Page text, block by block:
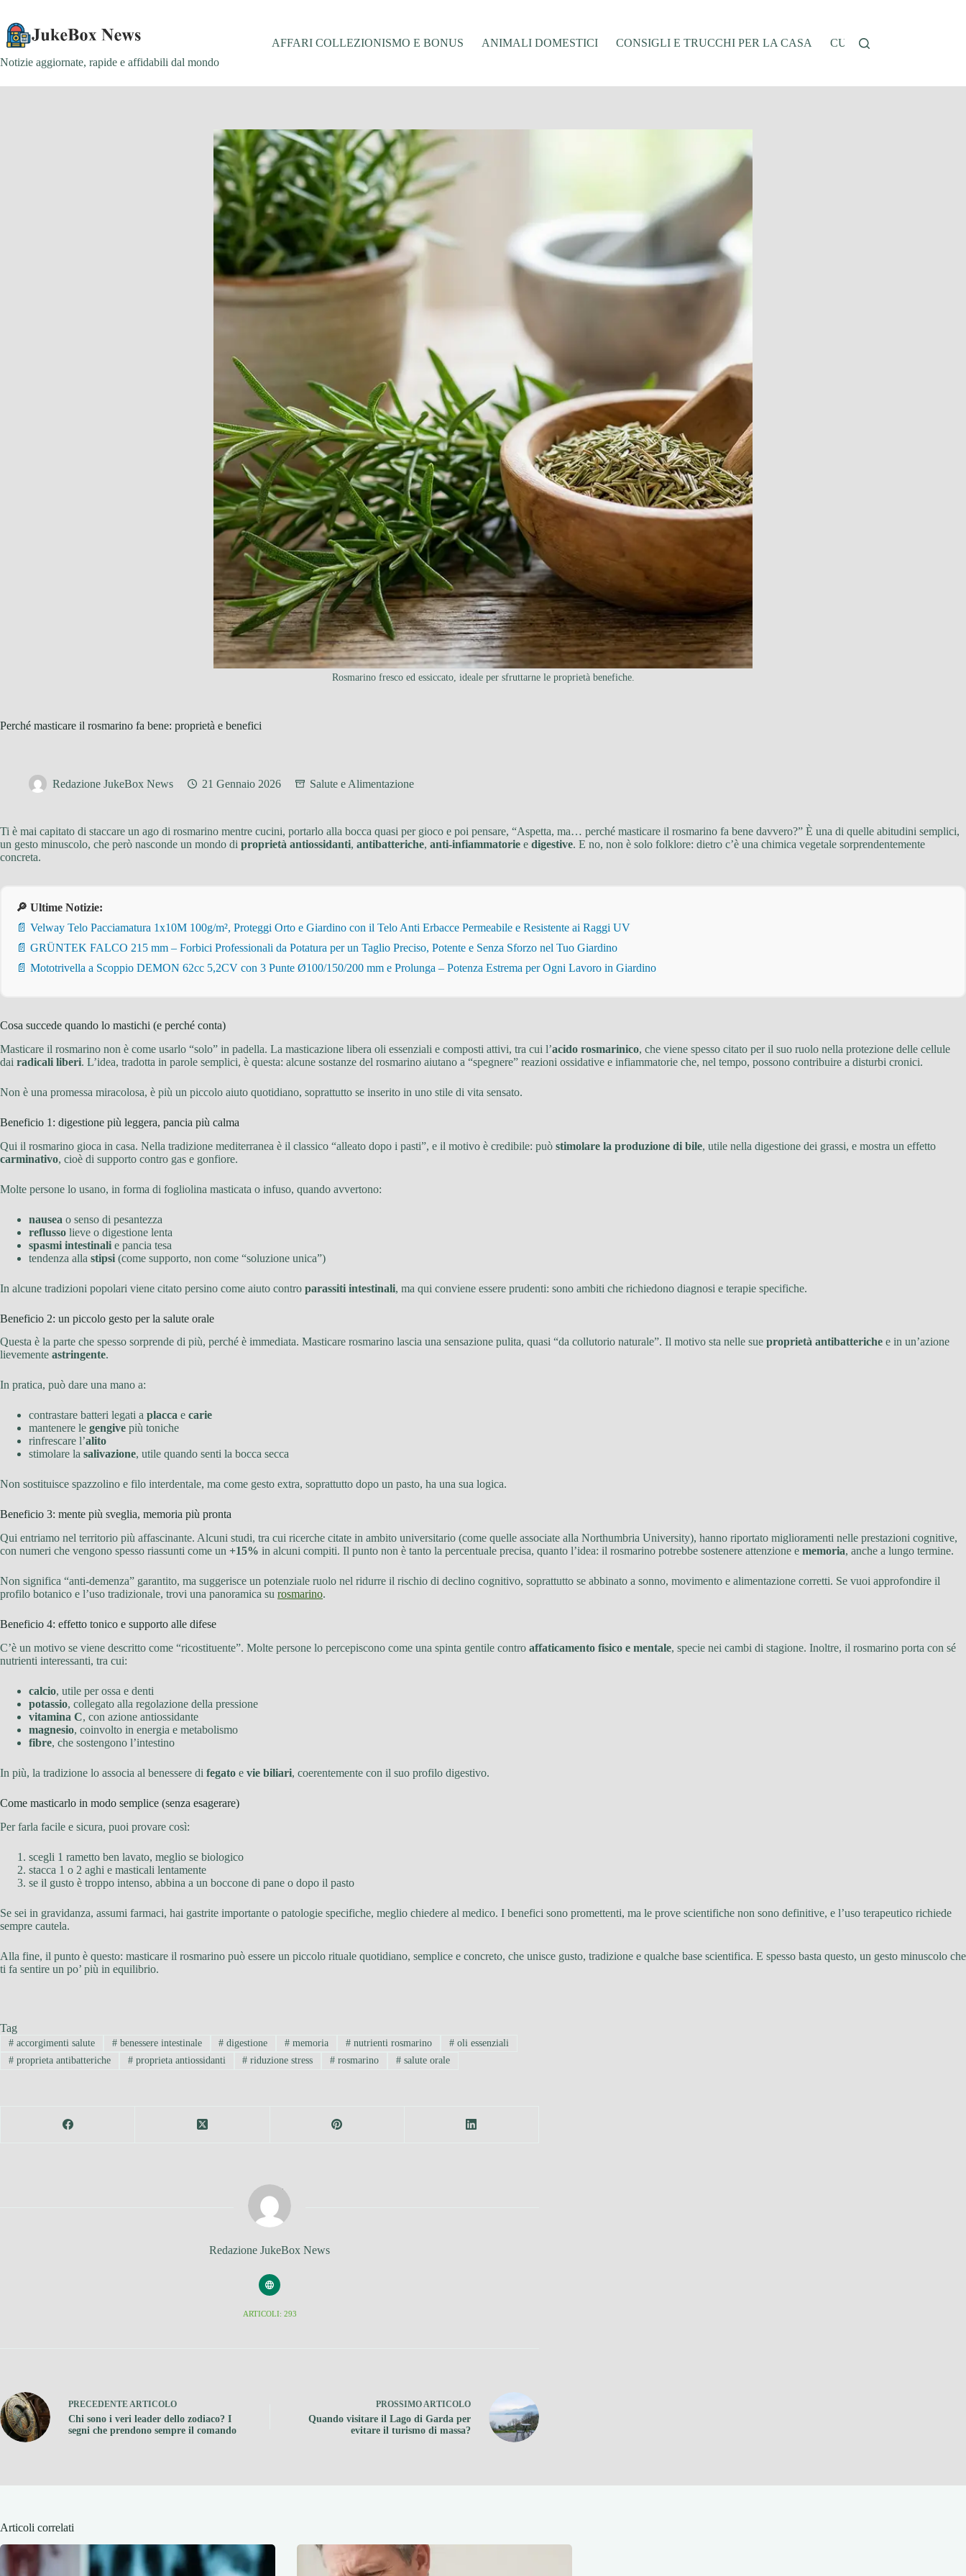
contenuto
Notizie aggiornate, rapide e affidabili dal mondo
AFFARI COLLEZIONISMO E BONUS ANIMALI DOMESTICI CONSIGLI E TRUCCHI PER LA CASA CUCINA E RICETTE
Rosmarino fresco ed essiccato, ideale per sfruttarne le proprietà benefiche.
Perché masticare il rosmarino fa bene: proprietà e benefici
Redazione JukeBox News 21 Gennaio 2026 Salute e Alimentazione
Ti è mai capitato di staccare un ago di rosmarino mentre cucini, portarlo alla bocca quasi per gioco e poi pensare, “Aspetta, ma… perché masticare il rosmarino fa bene davvero?” È una di quelle abitudini semplici,
un gesto minuscolo, che però nasconde un mondo di proprietà antiossidanti, antibatteriche, anti-infiammatorie e digestive. E no, non è solo folklore: dietro c’è una chimica vegetale sorprendentemente
concreta.
🔎 Ultime Notizie:
📄 Velway Telo Pacciamatura 1x10M 100g/m², Proteggi Orto e Giardino con il Telo Anti Erbacce Permeabile e Resistente ai Raggi UV
📄 GRÜNTEK FALCO 215 mm – Forbici Professionali da Potatura per un Taglio Preciso, Potente e Senza Sforzo nel Tuo Giardino
📄 Mototrivella a Scoppio DEMON 62cc 5,2CV con 3 Punte Ø100/150/200 mm e Prolunga – Potenza Estrema per Ogni Lavoro in Giardino
Cosa succede quando lo mastichi (e perché conta)
Masticare il rosmarino non è come usarlo “solo” in padella. La masticazione libera oli essenziali e composti attivi, tra cui l’acido rosmarinico, che viene spesso citato per il suo ruolo nella protezione delle cellule
dai radicali liberi. L’idea, tradotta in parole semplici, è questa: alcune sostanze del rosmarino aiutano a “spegnere” reazioni ossidative e infiammatorie che, nel tempo, possono contribuire a disturbi cronici.
Non è una promessa miracolosa, è più un piccolo aiuto quotidiano, soprattutto se inserito in uno stile di vita sensato.
Beneficio 1: digestione più leggera, pancia più calma
Qui il rosmarino gioca in casa. Nella tradizione mediterranea è il classico “alleato dopo i pasti”, e il motivo è credibile: può stimolare la produzione di bile, utile nella digestione dei grassi, e mostra un effetto
carminativo, cioè di supporto contro gas e gonfiore.
Molte persone lo usano, in forma di fogliolina masticata o infuso, quando avvertono:
nausea o senso di pesantezza
reflusso lieve o digestione lenta
spasmi intestinali e pancia tesa
tendenza alla stipsi (come supporto, non come “soluzione unica”)
In alcune tradizioni popolari viene citato persino come aiuto contro parassiti intestinali, ma qui conviene essere prudenti: sono ambiti che richiedono diagnosi e terapie specifiche.
Beneficio 2: un piccolo gesto per la salute orale
Questa è la parte che spesso sorprende di più, perché è immediata. Masticare rosmarino lascia una sensazione pulita, quasi “da collutorio naturale”. Il motivo sta nelle sue proprietà antibatteriche e in un’azione
lievemente astringente.
In pratica, può dare una mano a:
contrastare batteri legati a placca e carie
mantenere le gengive più toniche
rinfrescare l’alito
stimolare la salivazione, utile quando senti la bocca secca
Non sostituisce spazzolino e filo interdentale, ma come gesto extra, soprattutto dopo un pasto, ha una sua logica.
Beneficio 3: mente più sveglia, memoria più pronta
Qui entriamo nel territorio più affascinante. Alcuni studi, tra cui ricerche citate in ambito universitario (come quelle associate alla Northumbria University), hanno riportato miglioramenti nelle prestazioni cognitive,
con numeri che vengono spesso riassunti come un +15% in alcuni compiti. Il punto non è tanto la percentuale precisa, quanto l’idea: il rosmarino potrebbe sostenere attenzione e memoria, anche a lungo termine.
Non significa “anti-demenza” garantito, ma suggerisce un potenziale ruolo nel ridurre il rischio di declino cognitivo, soprattutto se abbinato a sonno, movimento e alimentazione corretti. Se vuoi approfondire il
profilo botanico e l’uso tradizionale, trovi una panoramica su rosmarino.
Beneficio 4: effetto tonico e supporto alle difese
C’è un motivo se viene descritto come “ricostituente”. Molte persone lo percepiscono come una spinta gentile contro affaticamento fisico e mentale, specie nei cambi di stagione. Inoltre, il rosmarino porta con sé
nutrienti interessanti, tra cui:
calcio, utile per ossa e denti
potassio, collegato alla regolazione della pressione
vitamina C, con azione antiossidante
magnesio, coinvolto in energia e metabolismo
fibre, che sostengono l’intestino
In più, la tradizione lo associa al benessere di fegato e vie biliari, coerentemente con il suo profilo digestivo.
Come masticarlo in modo semplice (senza esagerare)
Per farla facile e sicura, puoi provare così:
scegli 1 rametto ben lavato, meglio se biologico
stacca 1 o 2 aghi e masticali lentamente
se il gusto è troppo intenso, abbina a un boccone di pane o dopo il pasto
Se sei in gravidanza, assumi farmaci, hai gastrite importante o patologie specifiche, meglio chiedere al medico. I benefici sono promettenti, ma le prove scientifiche non sono definitive, e l’uso terapeutico richiede
sempre cautela.
Alla fine, il punto è questo: masticare il rosmarino può essere un piccolo rituale quotidiano, semplice e concreto, che unisce gusto, tradizione e qualche base scientifica. E spesso basta questo, un gesto minuscolo che
ti fa sentire un po’ più in equilibrio.
Tag
#accorgimenti salute #benessere intestinale # digestione # memoria # nutrienti rosmarino #oli essenziali
#proprieta antibatteriche #proprieta antiossidanti # riduzione stress # rosmarino # salute orale
Redazione JukeBox News
ARTICOLI: 293
PRECEDENTEARTICOLO
Chi sono i veri leader dello zodiaco? I
segni che prendono sempre il comando
PROSSIMOARTICOLO
Quando visitare il Lago di Garda per
evitare il turismo di massa?
Articoli correlati